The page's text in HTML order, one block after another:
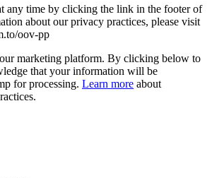
any time by clicking the link in the footer of
about our privacy practices, please visit
oov-pp
marketing platform. By clicking below to
that your information will be
for processing. Learn more about